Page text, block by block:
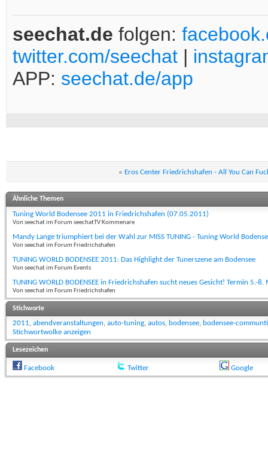
seechat.de folgen:
twitter.com/seechat |
APP: seechat.de/app
« Eros Center Friedrichshafen - All You Can
Ähnliche Themen
Tuning World Bodensee 2011 in Friedrichshafen (07.05.2011)
Von seechat im Forum seechatTV Kommenare
Mandy Lange triumphiert bei der Wahl zur MISS TUNING - Tuning World
Von seechat im Forum Friedrichshafen
TUNING WORLD BODENSEE 2011: Das Highlight der Tunerszene am Bodensee
Von seechat im Forum Events
TUNING WORLD BODENSEE in Friedrichshafen sucht neues Gesicht! Termin 5.-8.
Von seechat im Forum Friedrichshafen
Stichworte
2011, abendveranstaltungen, auto-tuning, autos, bodensee, bodensee-
Stichwortwolke anzeigen
Lesezeichen
Facebook Twitter Google